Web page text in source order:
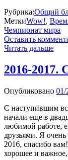
Рубрика:Общий
МеткиWow!,
Чемпионат мира
Оставить
Читать дальше
2016-2017.
Опубликовано 01/
C наступившим
начали еще в
любимой работе,
друзьями. Я
2016, спасибо
хорошее и